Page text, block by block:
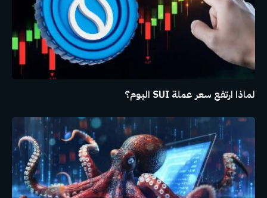
لماذا ارتفع سعر عملة SUI اليوم؟